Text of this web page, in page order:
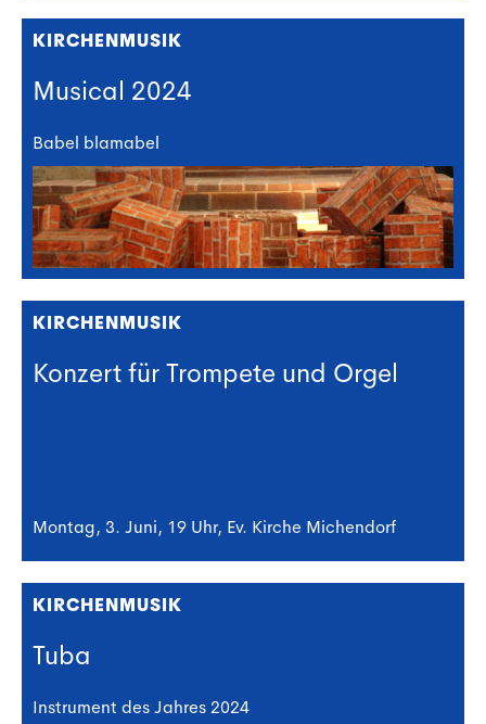
KIRCHENMUSIK
Musical 2024
Babel blamabel
KIRCHENMUSIK
Konzert für Trompete und Orgel
Montag, 3. Juni, 19 Uhr, Ev. Kirche Michendorf
KIRCHENMUSIK
Tuba
Instrument des Jahres 2024